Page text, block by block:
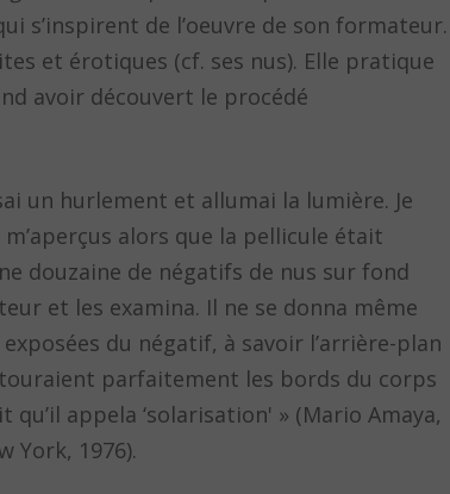
s’inspirent de l’oeuvre de son formateur.
et érotiques (cf. ses nus). Elle pratique
avoir découvert le procédé
un hurlement et allumai la lumière. Je
m’aperçus alors que la pellicule était
douzaine de négatifs de nus sur fond
et les examina. Il ne se donna même
du négatif, à savoir l’arrière-plan
parfaitement les bords du corps
appela ‘solarisation' » (Mario Amaya,
York, 1976).